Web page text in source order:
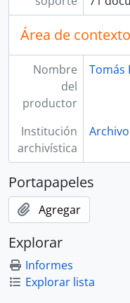
Área de contexto
Nombre
del
productor
Tomás
Institución
archivística
Portapapeles
Agregar
Explorar
Informes
Explorar lista